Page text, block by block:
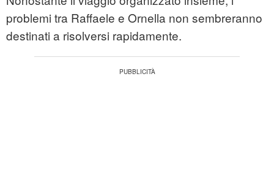
problemi tra Raffaele e Ornella non sembreranno
destinati a risolversi rapidamente.